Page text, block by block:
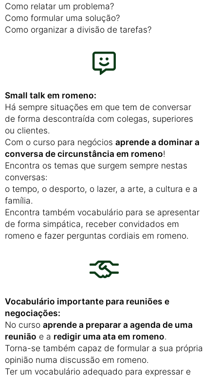
Como relatar um problema?
Como formular uma solução?
Como organizar a divisão de tarefas?
Small talk em romeno:
Há sempre situações em que tem de conversar
de forma descontraída com colegas, superiores
ou clientes.
Com o curso para negócios aprende a dominar a
conversa de circunstância em romeno!
Encontra os temas que surgem sempre nestas
conversas:
o tempo, o desporto, o lazer, a arte, a cultura e a
família.
Encontra também vocabulário para se apresentar
de forma simpática, receber convidados em
romeno e fazer perguntas cordiais em romeno.
Vocabulário importante para reuniões e
negociações:
No curso aprende a preparar a agenda de uma
reunião e a redigir uma ata em romeno.
Torna-se também capaz de formular a sua própria
opinião numa discussão em romeno.
Ter um vocabulário adequado para expressar e